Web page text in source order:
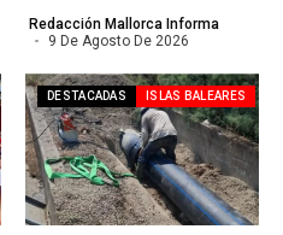
Redacción Mallorca Informa
9 De Agosto De 2026
DESTACADAS ISLAS BALEARES